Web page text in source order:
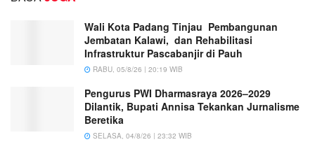
Wali Kota Padang Tinjau Pembangunan
Jembatan Kalawi, dan Rehabilitasi
Infrastruktur Pascabanjir di Pauh
RABU, 05/8/26 | 20:19 WIB
Pengurus PWI Dharmasraya 2026–2029
Dilantik, Bupati Annisa Tekankan Jurnalisme
Beretika
SELASA, 04/8/26 | 23:32 WIB